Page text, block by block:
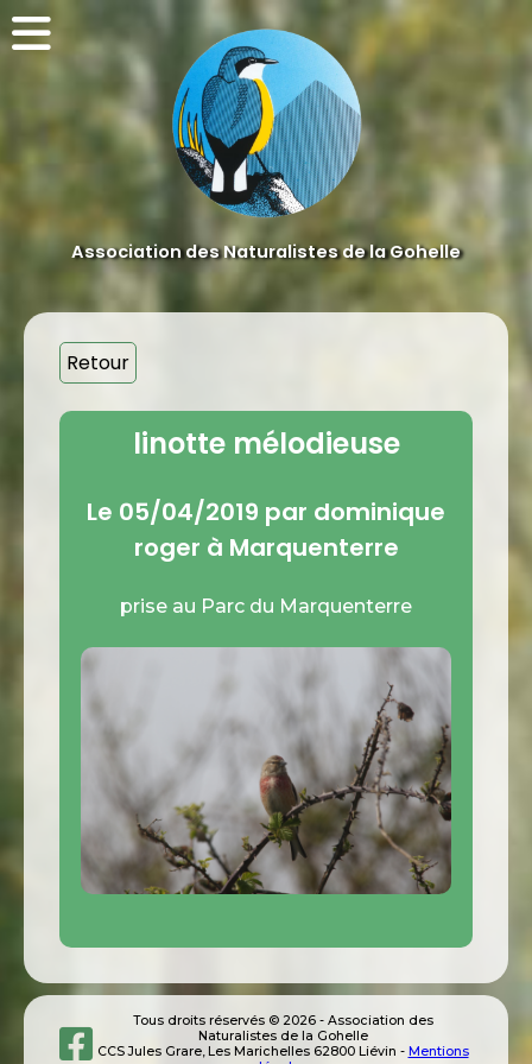
Association des Naturalistes de la Gohelle
Retour
linotte mélodieuse
Le 05/04/2019 par dominique
roger à Marquenterre
prise au Parc du Marquenterre
Tous droits réservés © 2026 - Association des
Naturalistes de la Gohelle
CCS Jules Grare, Les Marichelles 62800 Liévin - Mentions